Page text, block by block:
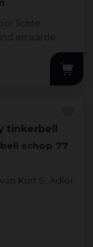
lichte
en aarde.
tinkerbell
schop 77
Kurt S. Adler